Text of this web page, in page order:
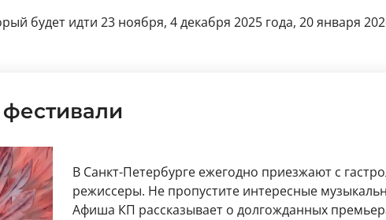
будет идти 23 ноября, 4 декабря 2025 года, 20 января
В Санкт-Петербурге ежегодно приезжают с
режиссеры. Не пропустите интересные
Афиша КП рассказывает о долгожданных